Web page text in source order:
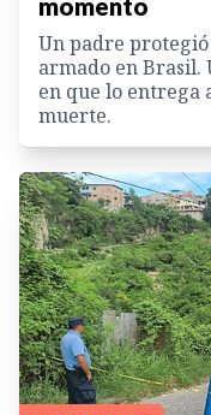
momento
Un padre
armado en Brasil.
en que lo entrega
muerte.